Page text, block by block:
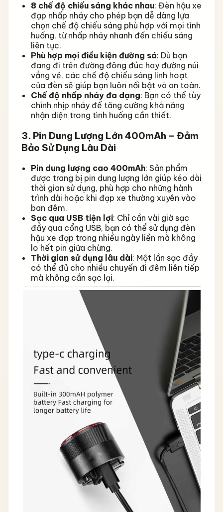
8 chế độ chiếu sáng khác nhau: Đèn hậu xe
đạp nhấp nháy cho phép bạn dễ dàng lựa
chọn chế độ chiếu sáng phù hợp với mọi tình
huống, từ nhấp nháy nhanh đến chiếu sáng
liên tục.
Phù hợp mọi điều kiện đường sá: Dù bạn
đang đi trên đường đông đúc hay đường núi
vắng vẻ, các chế độ chiếu sáng linh hoạt
của đèn sẽ giúp bạn luôn nổi bật và an toàn.
Chế độ nhấp nháy đa dạng: Bạn có thể tùy
chỉnh nhịp nháy để tăng cường khả năng
nhận diện trong tình huống cần thiết.
3. Pin Dung Lượng Lớn 400mAh – Đảm
Bảo Sử Dụng Lâu Dài
Pin dung lượng cao 400mAh: Sản phẩm
được trang bị pin dung lượng lớn giúp kéo dài
thời gian sử dụng, phù hợp cho những hành
trình dài hoặc khi đạp xe thường xuyên vào
ban đêm.
Sạc qua USB tiện lợi: Chỉ cần vài giờ sạc
đầy qua cổng USB, bạn có thể sử dụng đèn
hậu xe đạp trong nhiều ngày liền mà không
lo hết pin giữa chừng.
Thời gian sử dụng lâu dài: Một lần sạc đầy
có thể đủ cho nhiều chuyến đi đêm liên tiếp
mà không cần sạc lại.